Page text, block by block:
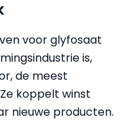
voor glyfosaat
is,
de meest
koppelt winst
nieuwe producten.